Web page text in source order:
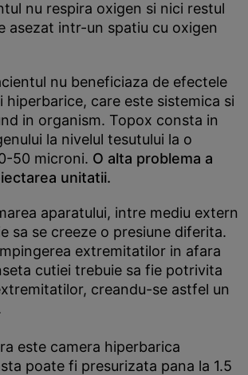
nu respira oxigen si nici restul
asezat intr-un spatiu cu oxigen
nu beneficiaza de efectele
hiperbarice, care este sistemica si
in organism. Topox consta in
la nivelul tesutului la o
50 microni. O alta problema a
unitatii.
aparatului, intre mediu extern
sa se creeze o presiune diferita.
extremitatilor in afara
cutiei trebuie sa fie potrivita
creandu-se astfel un
este camera hiperbarica
poate fi presurizata pana la 1.5